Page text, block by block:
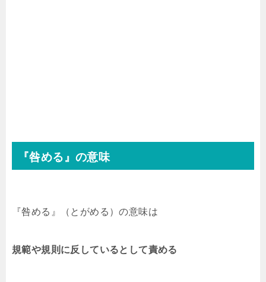
『咎める』の意味
『咎める』（とがめる）の意味は
規範や規則に反しているとして責める